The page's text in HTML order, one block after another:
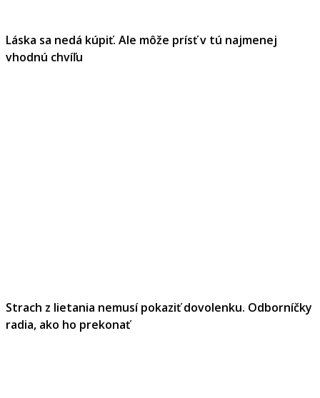
Láska sa nedá kúpiť. Ale môže prísť v tú najmenej
vhodnú chvíľu
Strach z lietania nemusí pokaziť dovolenku. Odborníčky
radia, ako ho prekonať